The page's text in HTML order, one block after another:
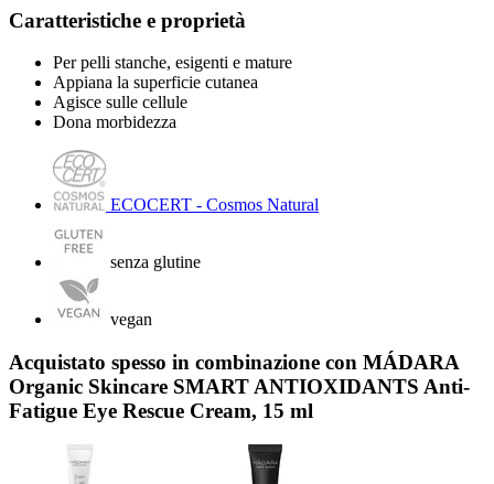
Caratteristiche e proprietà
Per pelli stanche, esigenti e mature
Appiana la superficie cutanea
Agisce sulle cellule
Dona morbidezza
ECOCERT - Cosmos Natural
senza glutine
vegan
Acquistato spesso in combinazione con MÁDARA
Organic Skincare SMART ANTIOXIDANTS Anti-
Fatigue Eye Rescue Cream, 15 ml